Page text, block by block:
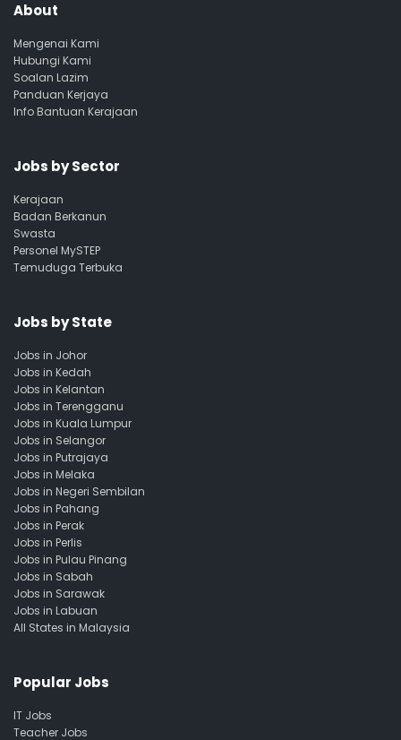
About
Mengenai Kami
Hubungi Kami
Soalan Lazim
Panduan Kerjaya
Info Bantuan Kerajaan
Jobs by Sector
Kerajaan
Badan Berkanun
Swasta
Personel MySTEP
Temuduga Terbuka
Jobs by State
Jobs in Johor
Jobs in Kedah
Jobs in Kelantan
Jobs in Terengganu
Jobs in Kuala Lumpur
Jobs in Selangor
Jobs in Putrajaya
Jobs in Melaka
Jobs in Negeri Sembilan
Jobs in Pahang
Jobs in Perak
Jobs in Perlis
Jobs in Pulau Pinang
Jobs in Sabah
Jobs in Sarawak
Jobs in Labuan
All States in Malaysia
Popular Jobs
IT Jobs
Teacher Jobs